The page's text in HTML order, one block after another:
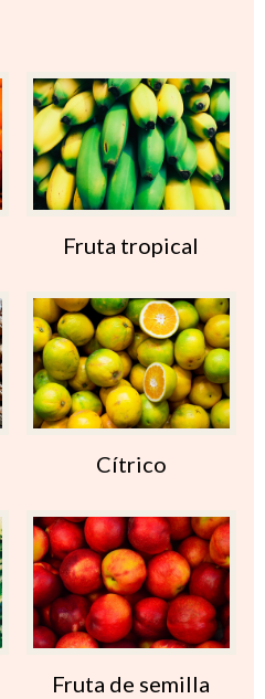
Fruta tropical
Cítrico
Fruta de semilla